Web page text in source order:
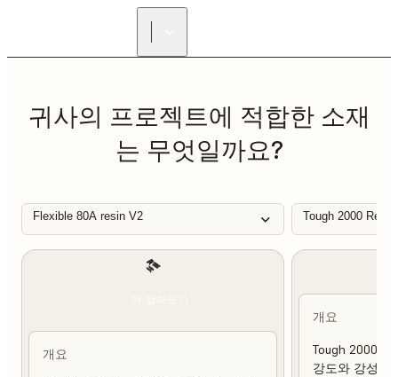
귀사의 프로젝트에 적합한 소재
는 무엇일까요?
Flexible 80A resin V2 Tough 2000
개요
개요
Tough 2000
강도와 강성이